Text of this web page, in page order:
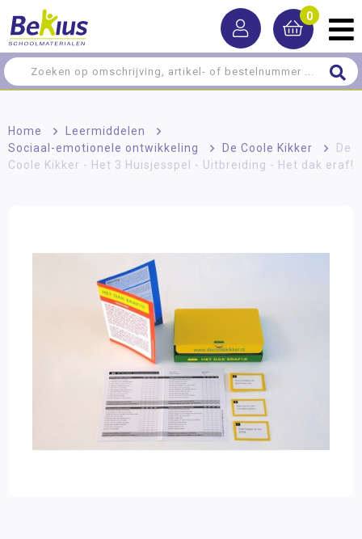
0
Home > Leermiddelen
>
Sociaal-emotionele ontwikkeling
> De Coole Kikker >
De
Coole Kikker - Het 3 Huisjesspel - Uitbreiding - Het dak eraf!